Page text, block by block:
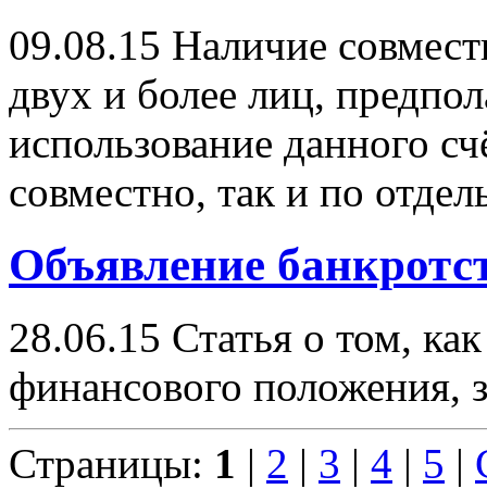
09.08.15 Наличие
двух и более лиц,
использование данного
совместно, так и по
Объявление
28.06.15 Статья о том,
финансового
Страницы: 1 | 2 | 3 | 4 | 5 |